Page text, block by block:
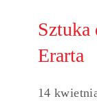
Sztuka
Erarta
14